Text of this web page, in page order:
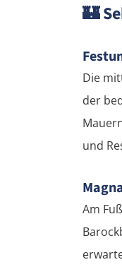
🏰
Die
der
und
Am